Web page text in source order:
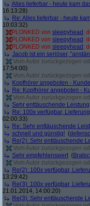
Alles lieferbar - heute kam
16:13:28)
Re: Alles lieferbar - heute
10:03:32)
PLONKED von sleepyhead :
PLONKED von sleepyhead :
PLONKED von sleepyhead :
Jacob ist ein seriöser,
Vom Autor zurückgezogen
17:54:00)
Vom Autor zurückgezogen
Kopfhörer angeboten -
Re: Kopfhörer angeboten -
Vom Autor zurückgezogen
Sehr enttäuschende Leistung
Re: 100x verfügbar,
02:00:33)
Re: Sehr enttäuschende
schnell und günstig! (
Re(2): Sehr enttäuschende
Vom Autor zurückgezogen
Sehr empfehlenswert (
Vom Autor zurückgezogen
Re(2): 100x verfügbar,
13:29:42)
Re(3): 100x verfügbar,
21.01.2014, 14:00:20)
Re(3): Sehr enttäuschende